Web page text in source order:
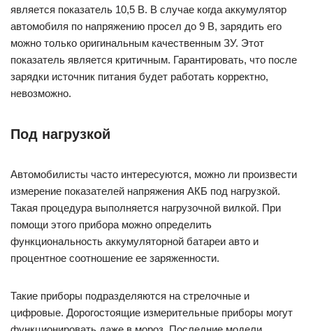
является показатель 10,5 В. В случае когда аккумулятор
автомобиля по напряжению просел до 9 В, зарядить его
можно только оригинальным качественным ЗУ. Этот
показатель является критичным. Гарантировать, что после
зарядки источник питания будет работать корректно,
невозможно.
Под нагрузкой
Автомобилисты часто интересуются, можно ли произвести
измерение показателей напряжения АКБ под нагрузкой.
Такая процедура выполняется нагрузочной вилкой. При
помощи этого прибора можно определить
функциональность аккумуляторной батареи авто и
процентное соотношение ее заряженности.
Такие приборы подразделяются на стрелочные и
цифровые. Дорогостоящие измерительные приборы могут